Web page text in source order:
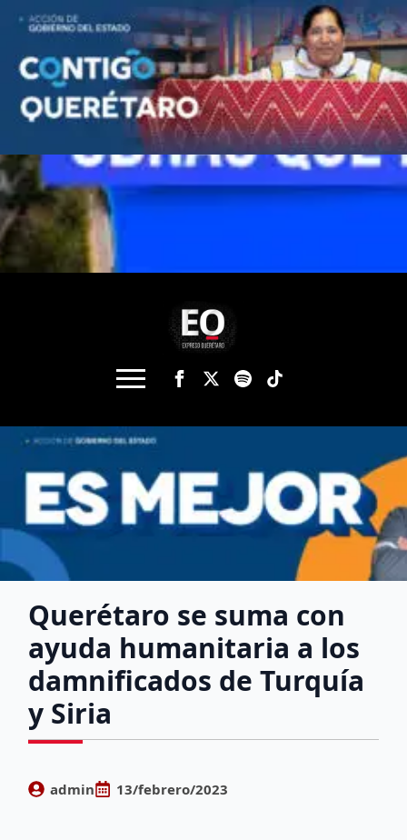
Querétaro se suma con
ayuda humanitaria a los
damnificados de Turquía
y Siria
admin 13/febrero/2023